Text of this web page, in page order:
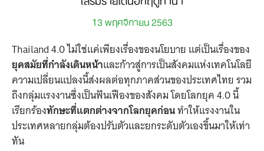
13 พฤศจิกายน 2563
Thailand 4.0 ไม่ใช่แค่เพียงเรื่องของนโยบาย แต่เป็นเรื่องของ
ยุคสมัยที่กำลังเดินหน้าและก้าวสู่การเป็นสังคมแห่งเทคโนโลยี
ความเปลี่ยนแปลงนี้ส่งผลต่อทุกภาคส่วนของประเทศไทย รวม
ถึงกลุ่มแรงงานซึ่งเป็นฟันเฟืองของสังคม โดยโลกยุค 4.0 นี้
เรียกร้องทักษะที่แตกต่างจากโลกยุคก่อนทำให้แรงงานใน
ประเทศหลายกลุ่มต้องปรับตัวและยกระดับตัวเองขึ้นมาให้เท่า
ทัน